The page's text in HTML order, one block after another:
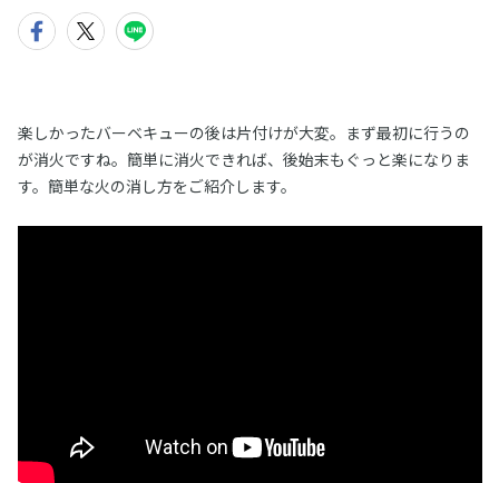
楽しかったバーベキューの後は片付けが大変。まず最初に行うの
が消火ですね。簡単に消火できれば、後始末もぐっと楽になりま
す。簡単な火の消し方をご紹介します。